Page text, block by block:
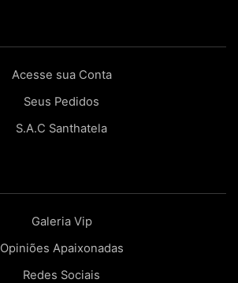
Acesse sua Conta
Seus Pedidos
S.A.C Santhatela
Galeria Vip
Opiniões Apaixonadas
Redes Sociais